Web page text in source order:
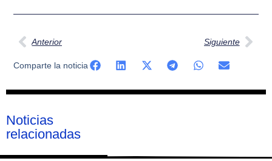
Ant
Anterior Siguiente
Comparte la noticia
Noticias
relacionadas